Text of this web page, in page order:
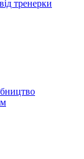
тренерки